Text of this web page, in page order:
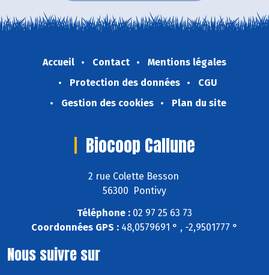
Accueil Contact
Mentions légales
Protection des données
CGU
Gestion des cookies
Plan du site
Biocoop Callune
2 rue Colette Besson
56300 Pontivy
Téléphone : 02 97 25 63 73
Coordonnées GPS : 48,0579691 ° , -2,9501777 °
Nous suivre sur